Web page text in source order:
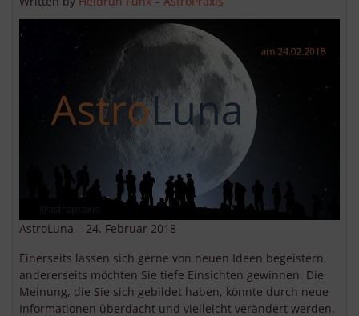
AstroLuna – 24. Februar 2018
Einerseits lassen sich gerne von neuen Ideen begeistern,
andererseits möchten Sie tiefe Einsichten gewinnen. Die
Meinung, die Sie sich gebildet haben, könnte durch neue
Informationen überdacht und vielleicht verändert werden.